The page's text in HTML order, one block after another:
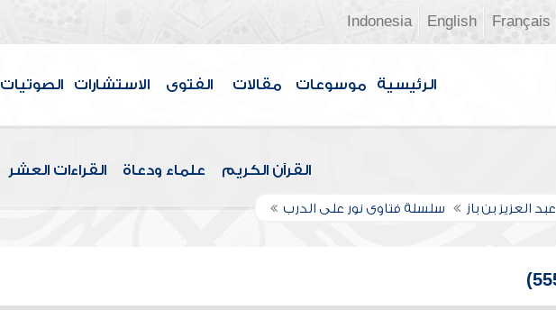
Français
English
Indonesia
الرئيسية موسوعات مقالات الفتوى الاستشارات الصوتيات
القرآن الكريم علماء ودعاة القراءات العشر
عبد العزيز بن باز سلسلة فتاوى نور على الدرب